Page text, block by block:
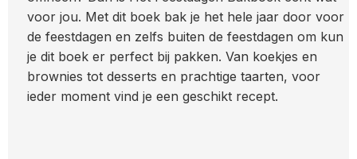
voor jou. Met dit boek bak je het hele jaar door voor
de feestdagen en zelfs buiten de feestdagen om kun
je dit boek er perfect bij pakken. Van koekjes en
brownies tot desserts en prachtige taarten, voor
ieder moment vind je een geschikt recept.